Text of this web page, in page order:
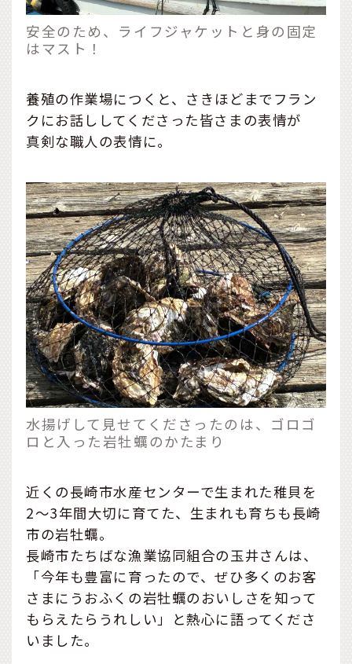
安全のため、ライフジャケットと身の固定
はマスト！
養殖の作業場につくと、さきほどまでフラン
クにお話ししてくださった皆さまの表情が
真剣な職人の表情に。
水揚げして見せてくださったのは、ゴロゴ
ロと入った岩牡蠣のかたまり
近くの長崎市水産センターで生まれた稚貝を
2〜3年間大切に育てた、生まれも育ちも長崎
市の岩牡蠣。
長崎市たちばな漁業協同組合の玉井さんは、
「今年も豊富に育ったので、ぜひ多くのお客
さまにうおふくの岩牡蠣のおいしさを知って
もらえたらうれしい」と熱心に語ってくださ
いました。